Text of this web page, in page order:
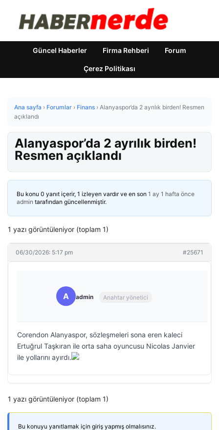
Güncel Haberler Firma Rehberi Forum
Çerez Politikası
Ana sayfa › Forumlar › Finans › Alanyaspor’da 2 ayrılık birden! Resmen
açıklandı
Alanyaspor’da 2 ayrılık birden!
Resmen açıklandı
Bu konu 0 yanıt içerir, 1 izleyen vardır ve en son 1 ay 1 hafta önce
admin tarafından güncellenmiştir.
1 yazı görüntüleniyor (toplam 1)
06/30/2026: 5:17 pm #25671
A admin Anahtar yönetici
Corendon Alanyaspor, sözleşmeleri sona eren kaleci
Ertuğrul Taşkıran ile orta saha oyuncusu Nicolas Janvier
ile yollarını ayırdı.
1 yazı görüntüleniyor (toplam 1)
Bu konuyu yanıtlamak için giriş yapmış olmalısınız.